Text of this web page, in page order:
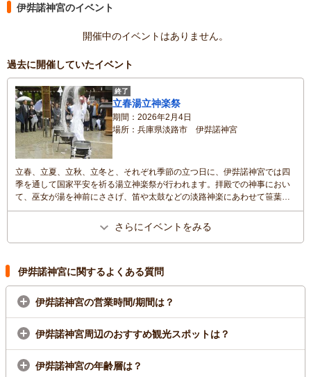
伊弉諾神宮のイベント
開催中のイベントはありません。
過去に開催していたイベント
終了
立春湯立神楽祭
期間
2026年2月4日
場所
兵庫県淡路市 伊弉諾神宮
立春、立夏、立秋、立冬と、それぞれ季節の立つ日に、伊弉諾神宮では四
季を通して国家平安を祈る湯立神楽祭が行われます。拝殿での神事におい
て、巫女が湯を神前にささげ、笛や太鼓などの淡路神楽にあわせて笹葉を
振り、熱湯で四方を祓う舞が奉納されます。
さらにイベントをみる
伊弉諾神宮に関するよくある質問
伊弉諾神宮の営業時間/期間は？
伊弉諾神宮周辺のおすすめ観光スポットは？
伊弉諾神宮の年齢層は？